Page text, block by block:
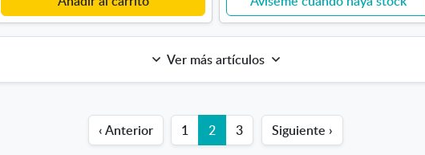
Ver más artículos
‹ Anterior 1 2 3 Siguiente ›